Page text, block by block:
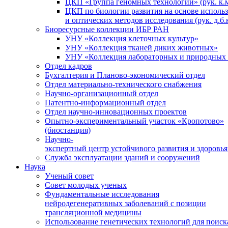
ЦКП «Группа геномных технологий» (рук.
ЦКП по биологии развития на основе
и оптических методов исследования (рук.
Биоресурсные коллекции ИБР РАН
УНУ «Коллекция клеточных культур»
УНУ «Коллекция тканей диких животных»
УНУ «Коллекция лабораторных и природных
Отдел кадров
Бухгалтерия и Планово-экономический отдел
Отдел материально-технического снабжения
Научно-организационный отдел
Патентно-информационный отдел
Отдел научно-инновационных проектов
Опытно-экспериментальный участок «Кропотово»
(биостанция)
Научно-
экспертный центр устойчивого развития и
Служба эксплуатации зданий и сооружений
Наука
Ученый совет
Совет молодых ученых
Фундаментальные исследования
нейродегенеративных заболеваний с позиции
трансляционной медицины
Использование генетических технологий для